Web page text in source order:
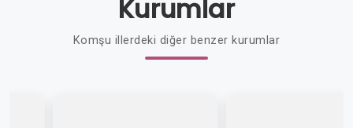
Kurumlar
Komşu illerdeki diğer benzer kurumlar